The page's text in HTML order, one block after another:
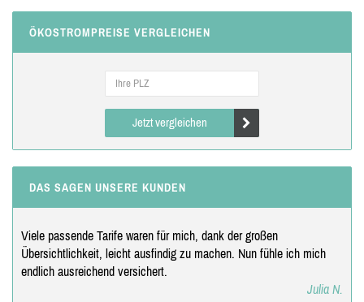
ÖKOSTROMPREISE VERGLEICHEN
Jetzt vergleichen
DAS SAGEN UNSERE KUNDEN
Viele passende Tarife waren für mich, dank der großen
Übersichtlichkeit, leicht ausfindig zu machen. Nun fühle ich mich
endlich ausreichend versichert.
Julia N.